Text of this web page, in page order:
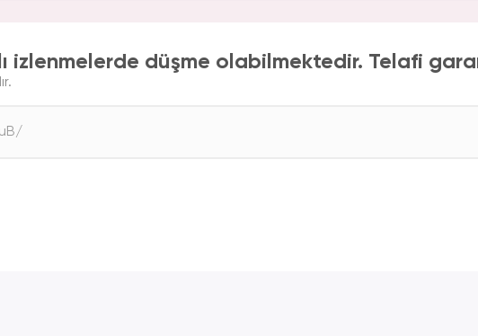
izlenmelerde düşme olabilmektedir. Telafi